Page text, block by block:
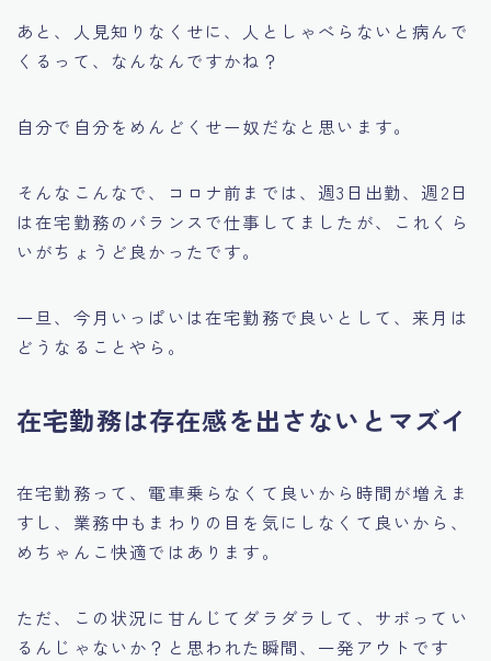
あと、人見知りなくせに、人としゃべらないと病んで
くるって、なんなんですかね？
自分で自分をめんどくせー奴だなと思います。
そんなこんなで、コロナ前までは、週3日出勤、週2日
は在宅勤務のバランスで仕事してましたが、これくら
いがちょうど良かったです。
一旦、今月いっぱいは在宅勤務で良いとして、来月は
どうなることやら。
在宅勤務は存在感を出さないとマズイ
在宅勤務って、電車乗らなくて良いから時間が増えま
すし、業務中もまわりの目を気にしなくて良いから、
めちゃんこ快適ではあります。
ただ、この状況に甘んじてダラダラして、サボってい
るんじゃないか？と思われた瞬間、一発アウトです